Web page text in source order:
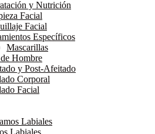
y Nutrición
Facial
Facial
Específicos
Mascarillas
Hombre
y Post-Afeitado
Corporal
Facial
Labiales
Labiales